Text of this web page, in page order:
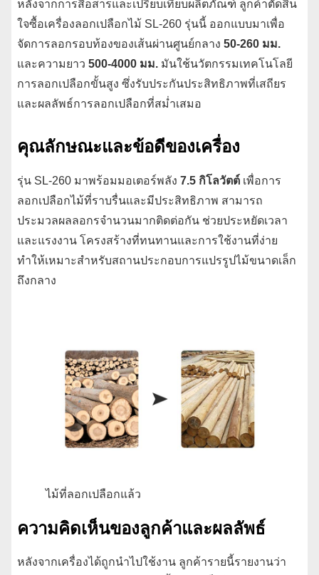
หลังจากการสื่อสารและเปรียบเทียบผลิตภัณฑ์ ลูกค้าตัดสิน
ใจซื้อเครื่องลอกเปลือกไม้ SL-260 รุ่นนี้ ออกแบบมาเพื่อ
จัดการลอกรอบท้องของเส้นผ่านศูนย์กลาง 50-260 มม.
และความยาว 500-4000 มม. มันใช้นวัตกรรมเทคโนโลยี
การลอกเปลือกขั้นสูง ซึ่งรับประกันประสิทธิภาพที่เสถียร
และผลลัพธ์การลอกเปลือกที่สม่ำเสมอ
คุณลักษณะและข้อดีของเครื่อง
รุ่น SL-260 มาพร้อมมอเตอร์พลัง 7.5 กิโลวัตต์ เพื่อการ
ลอกเปลือกไม้ที่ราบรื่นและมีประสิทธิภาพ สามารถ
ประมวลผลลอกรจำนวนมากติดต่อกัน ช่วยประหยัดเวลา
และแรงงาน โครงสร้างที่ทนทานและการใช้งานที่ง่าย
ทำให้เหมาะสำหรับสถานประกอบการแปรรูปไม้ขนาดเล็ก
ถึงกลาง
ไม้ที่ลอกเปลือกแล้ว
ความคิดเห็นของลูกค้าและผลลัพธ์
หลังจากเครื่องได้ถูกนำไปใช้งาน ลูกค้ารายนี้รายงานว่า